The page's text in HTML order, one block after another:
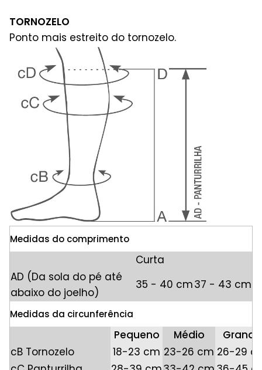
TORNOZELO
Ponto mais estreito do tornozelo.
Medidas do comprimento
Curta
AD (Da sola do pé até
abaixo do joelho)
35 - 40 cm37 - 43 cm
Medidas da circunferência
Pequeno Médio
Grande
cB Tornozelo
18-23 cm 23-26 cm 26-29